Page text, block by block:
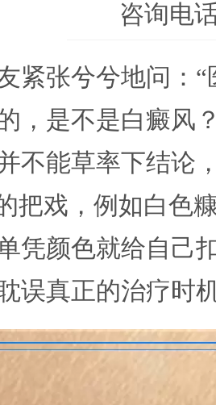
咨询电
紧张兮兮地问：
，是不是白癜风
不能草率下结论
把戏，例如白色
凭颜色就给自己
误真正的治疗时